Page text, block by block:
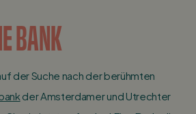
BANK
der Suche nach der berühmten
der Amsterdamer und Utrechter